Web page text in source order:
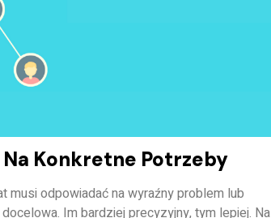
Konkretne Potrzeby
odpowiadać na wyraźny problem lub
Im bardziej precyzyjny, tym lepiej. Na